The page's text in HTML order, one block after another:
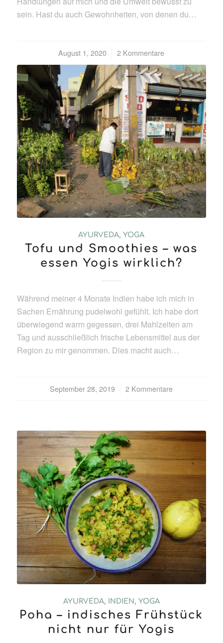
sein. Hast du auch Gewohnheiten, von denen du…
August 1, 2020
/ 2 Kommentare
AYURVEDA,YOGA
Tofu und Smoothies – was
essen Yogis wirklich?
Während meiner 4 Monate Indien habe ich mich in
Sachen Ernährung pudelwohl gefühlt. Ich habe dort
überwiegend warm gegessen, drei Mahlzeiten am
Tag und ausschließlich frische Lebensmittel aus der
Region zu mir genommen. Dies macht auch…
September 28, 2019
/ 2 Kommentare
AYURVEDA, INDIEN , YOGA
Poha – indisches Frühstück
nicht nur für Yogis